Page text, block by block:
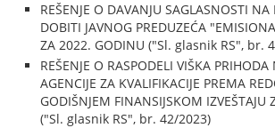
REŠENJE O DAVANJU SAGLASNOSTI NA
DOBITI JAVNOG PREDUZEĆA
ZA 2022. GODINU ("Sl. glasnik RS", br.
REŠENJE O RASPODELI VIŠKA
AGENCIJE ZA KVALIFIKACIJE PREMA
GODIŠNJEM FINANSIJSKOM
("Sl. glasnik RS", br. 42/2023)